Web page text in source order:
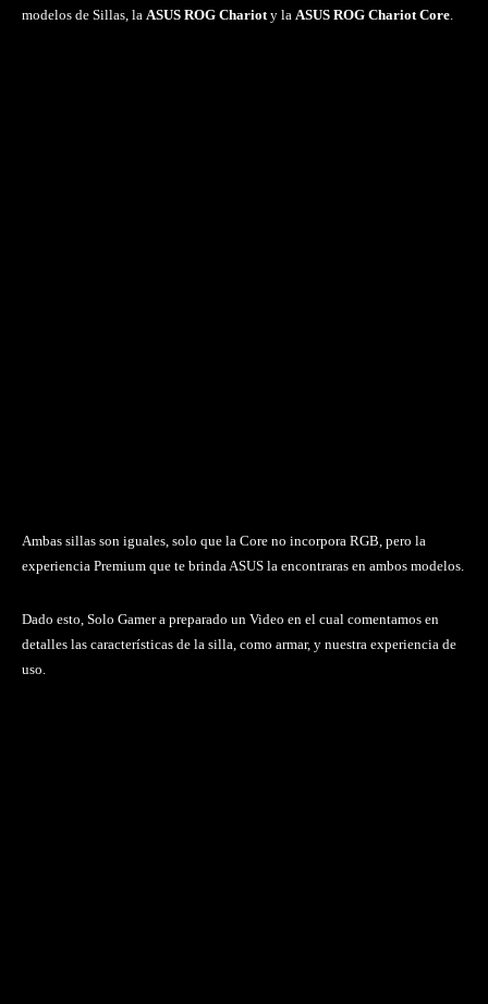
modelos de Sillas, la ASUS ROG Charioty la ASUS ROG Chariot Core.
Ambas sillas son iguales, solo que la Core no incorpora RGB, pero la
experiencia Premium que te brinda ASUS la encontraras en ambos modelos.
Dado esto, Solo Gamer a preparado un Video en el cual comentamos en
detalles las características de la silla, como armar, y nuestra experiencia de
uso.